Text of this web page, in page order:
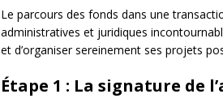
Le parcours des fonds dans une
administratives et juridiques
et d’organiser sereinement ses projets
Étape 1 : La signature de